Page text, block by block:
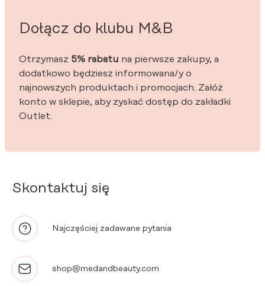
Skontaktuj się
Najczęściej zadawane pytania
shop@medandbeauty.com
Dołącz do klubu M&B
Otrzymasz 5% rabatu na pierwsze zakupy, a
dodatkowo będziesz informowana/y o
najnowszych produktach i promocjach. Załóż
konto w sklepie, aby zyskać dostęp do zakładki
Outlet.